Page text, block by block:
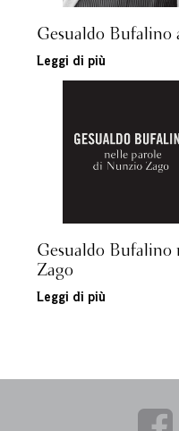
Gesualdo Bufalino
Leggi di più
Gesualdo
Zago
Leggi di più